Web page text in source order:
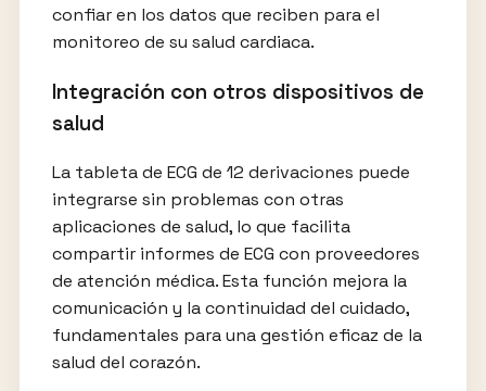
confiar en los datos que reciben para el
monitoreo de su salud cardiaca.
Integración con otros dispositivos de
salud
La tableta de ECG de 12 derivaciones puede
integrarse sin problemas con otras
aplicaciones de salud, lo que facilita
compartir informes de ECG con proveedores
de atención médica. Esta función mejora la
comunicación y la continuidad del cuidado,
fundamentales para una gestión eficaz de la
salud del corazón.